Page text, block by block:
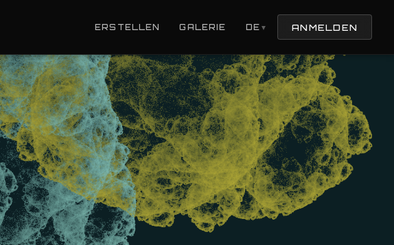
ERSTELLEN GALERIE DE ▼ ANMELDEN